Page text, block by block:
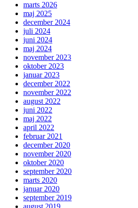
marts 2026
maj 2025
december 2024
juli 2024
juni 2024
maj 2024
november 2023
oktober 2023
januar 2023
december 2022
november 2022
august 2022
juni 2022
maj 2022
april 2022
februar 2021
december 2020
november 2020
oktober 2020
september 2020
marts 2020
januar 2020
september 2019